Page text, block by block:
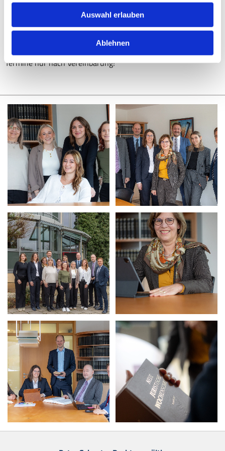
Auswahl erlauben
Ablehnen
Montag - Donnerstag
08:30 - 12:00
Freitag
08:30 - 12:00
Termine nur nach Vereinbarung!